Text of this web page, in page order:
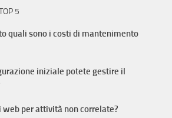
5
quali sono i costi di mantenimento
iniziale potete gestire il
web per attività non correlate?